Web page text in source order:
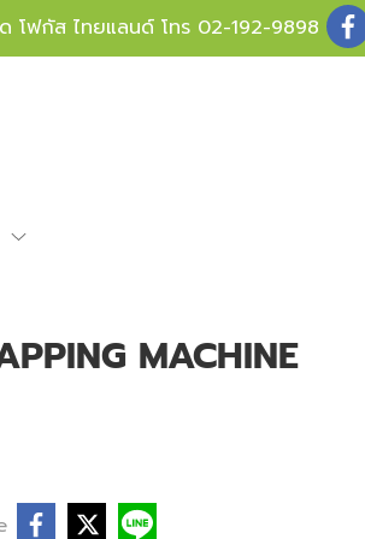
โฟกัส ไทยแลนด์ โทร 02-192-9898
MACHINE